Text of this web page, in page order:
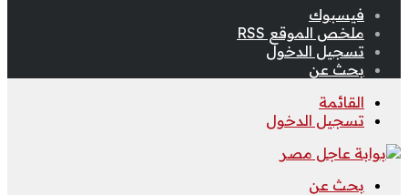
فيسبوك
ملخص الموقع RSS
تسجيل الدخول
بحث عن
القائمة
تسجيل الدخول
بحث عن